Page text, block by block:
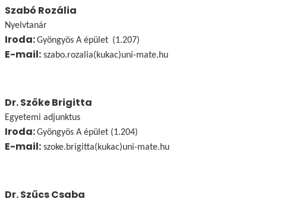
Szabó Rozália
Nyelvtanár
Iroda:Gyöngyös A épület (1.207)
E-mail: szabo.rozalia(kukac)uni-mate.hu
Dr. Szőke Brigitta
Egyetemi adjunktus
Iroda:Gyöngyös A épület (1.204)
E-mail: szoke.brigitta(kukac)uni-mate.hu
Dr. Szűcs Csaba